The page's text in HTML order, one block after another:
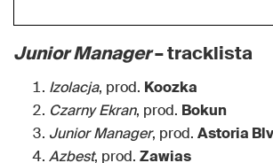
Junior Manager– tracklista
Izolacja, prod. Koozka
Czarny Ekran, prod. Bokun
Junior Manager, prod. Astoria
Azbest, prod. Zawias